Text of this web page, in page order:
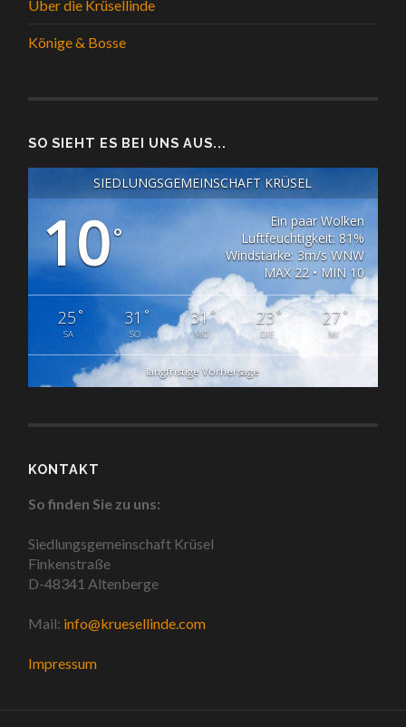
Über die Krüsellinde
Könige & Bosse
SO SIEHT ES BEI UNS AUS...
SIEDLUNGSGEMEINSCHAFT KRÜSEL
10°
Ein paar Wolken
Luftfeuchtigkeit: 81%
Windstärke: 3m/s WNW
MAX 22 • MIN 10
25°
SA
31 °
SO
31°
MO
23°
DIE
27°
MI
langfristige Vorhersage
KONTAKT
So finden Sie zu uns:
Siedlungsgemeinschaft Krüsel
Finkenstraße
D-48341 Altenberge
Mail: info@kruesellinde.com
Impressum